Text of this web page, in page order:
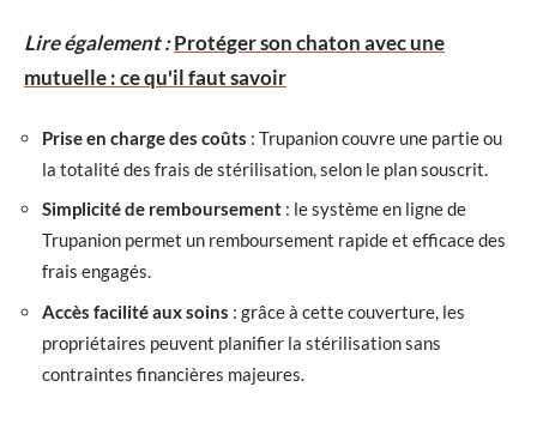
Lire également :Protéger son chaton avec une
mutuelle : ce qu'il faut savoir
Prise en charge des coûts : Trupanion couvre une partie ou
la totalité des frais de stérilisation, selon le plan souscrit.
Simplicité de remboursement : le système en ligne de
Trupanion permet un remboursement rapide et efficace des
frais engagés.
Accès facilité aux soins : grâce à cette couverture, les
propriétaires peuvent planifier la stérilisation sans
contraintes financières majeures.